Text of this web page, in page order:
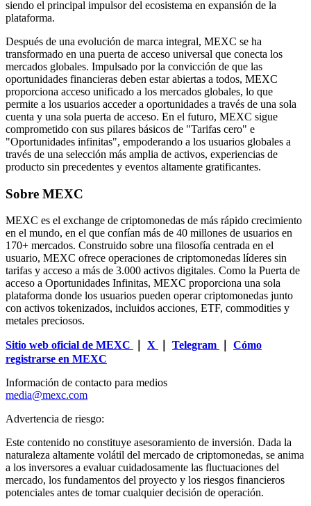
siendo el principal impulsor del ecosistema en expansión de la
plataforma.
Después de una evolución de marca integral, MEXC se ha
transformado en una puerta de acceso universal que conecta los
mercados globales. Impulsado por la convicción de que las
oportunidades financieras deben estar abiertas a todos, MEXC
proporciona acceso unificado a los mercados globales, lo que
permite a los usuarios acceder a oportunidades a través de una sola
cuenta y una sola puerta de acceso. En el futuro, MEXC sigue
comprometido con sus pilares básicos de "Tarifas cero" e
"Oportunidades infinitas", empoderando a los usuarios globales a
través de una selección más amplia de activos, experiencias de
producto sin precedentes y eventos altamente gratificantes.
Sobre MEXC
MEXC es el exchange de criptomonedas de más rápido crecimiento
en el mundo, en el que confían más de 40 millones de usuarios en
170+ mercados. Construido sobre una filosofía centrada en el
usuario, MEXC ofrece operaciones de criptomonedas líderes sin
tarifas y acceso a más de 3.000 activos digitales. Como la Puerta de
acceso a Oportunidades Infinitas, MEXC proporciona una sola
plataforma donde los usuarios pueden operar criptomonedas junto
con activos tokenizados, incluidos acciones, ETF, commodities y
metales preciosos.
Sitio web oficial de MEXC X Telegram
Cómo
registrarse en MEXC
Información de contacto para medios
media@mexc.com
Advertencia de riesgo:
Este contenido no constituye asesoramiento de inversión. Dada la
naturaleza altamente volátil del mercado de criptomonedas, se anima
a los inversores a evaluar cuidadosamente las fluctuaciones del
mercado, los fundamentos del proyecto y los riesgos financieros
potenciales antes de tomar cualquier decisión de operación.